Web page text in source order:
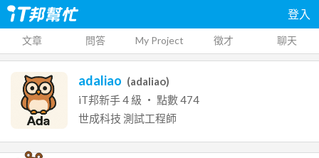
登入
文章 問答 My Project 徵才 聊天
adaliao (adaliao)
iT邦新手4 級 ‧ 點數474
世成科技 測試工程師